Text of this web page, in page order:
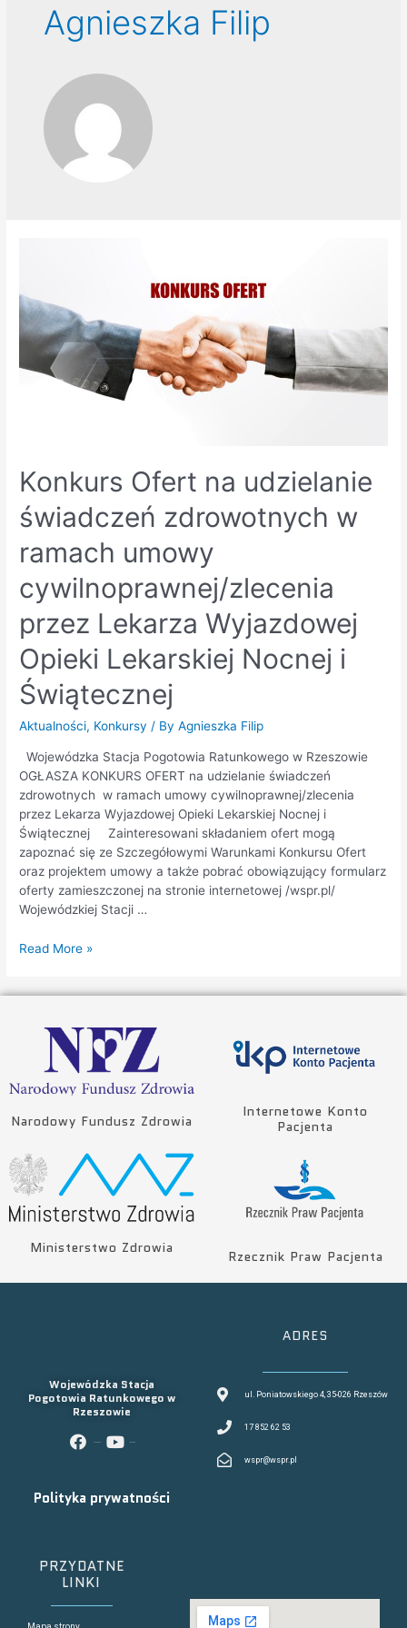
Agnieszka Filip
Konkurs Ofert na udzielanie
świadczeń zdrowotnych w
ramach umowy
cywilnoprawnej/zlecenia
przez Lekarza Wyjazdowej
Opieki Lekarskiej Nocnej i
Świątecznej
Aktualności, Konkursy / ByAgnieszka Filip
Wojewódzka Stacja Pogotowia Ratunkowego w Rzeszowie
OGŁASZA KONKURS OFERT na udzielanie świadczeń
zdrowotnych w ramach umowy cywilnoprawnej/zlecenia
przez Lekarza Wyjazdowej Opieki Lekarskiej Nocnej i
Świątecznej Zainteresowani składaniem ofert mogą
zapoznać się ze Szczegółowymi Warunkami Konkursu Ofert
oraz projektem umowy a także pobrać obowiązujący formularz
oferty zamieszczonej na stronie internetowej /wspr.pl/
Wojewódzkiej Stacji …
Read More »
Narodowy Fundusz Zdrowia
Internetowe Konto
Pacjenta
Ministerstwo Zdrowia
Rzecznik Praw Pacjenta
Wojewódzka Stacja
Pogotowia Ratunkowego w
Rzeszowie
Polityka prywatności
ADRES
ul. Poniatowskiego 4, 35-026 Rzeszów
17 852 62 53
wspr@wspr.pl
PRZYDATNE
LINKI